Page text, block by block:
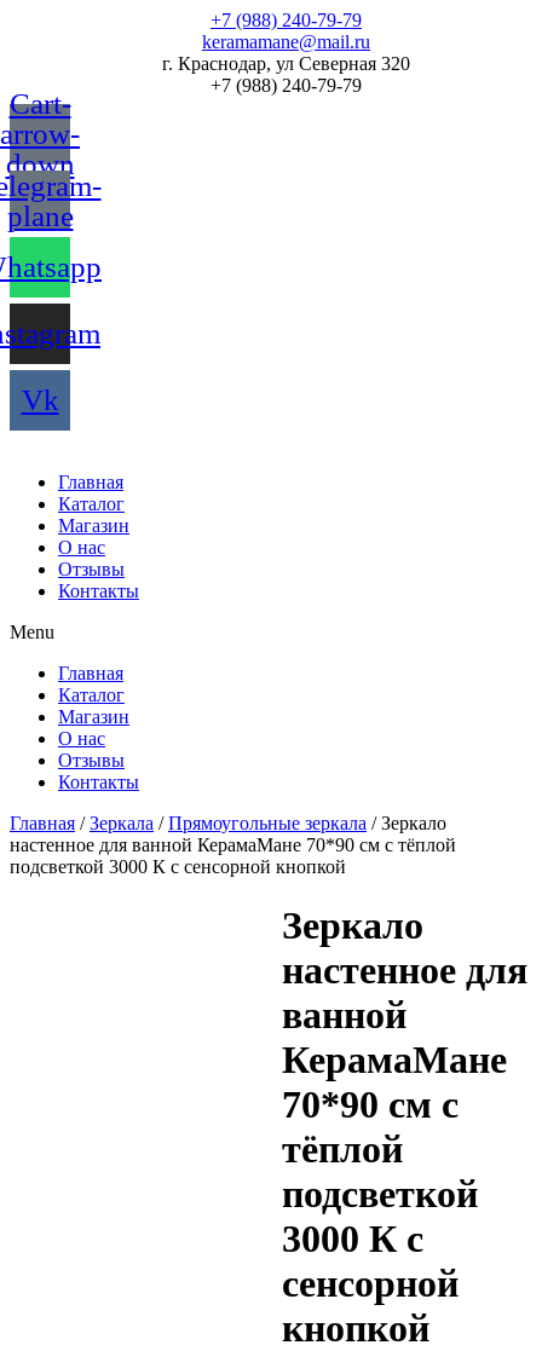
+7 (988) 240-79-79
keramamane@mail.ru
г. Краснодар, ул Северная 320
+7 (988) 240-79-79
Cart-
arrow-
down
plane
Vk
Главная
Каталог
Магазин
О нас
Отзывы
Контакты
Menu
Главная
Каталог
Магазин
О нас
Отзывы
Контакты
Главная /Зеркала /Прямоугольные зеркала / Зеркало
настенное для ванной КерамаМане 70*90 см с тёплой
подсветкой 3000 К с сенсорной кнопкой
Зеркало
настенное для
ванной
КерамаМане
70*90 см с
тёплой
подсветкой
3000 К с
сенсорной
кнопкой